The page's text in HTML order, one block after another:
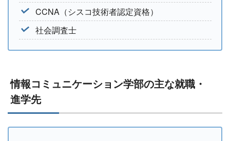
CCNA（シスコ技術者認定資格）
社会調査士
情報コミュニケーション学部の主な就職・
進学先